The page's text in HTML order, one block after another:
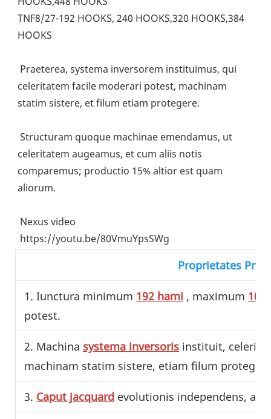
TNF8/27-192 HOOKS, 240 HOOKS,320 HOOKS,384
HOOKS
celeritatem facile moderari potest, machinam
statim sistere, et filum etiam protegere.
celeritatem augeamus, et cum aliis notis
comparemus; productio 15% altior est quam
aliorum.
Nexus video
https://youtu.be/80VmuYpsSWg
Proprietates
1. Iunctura minimum 192 hami , maximum
potest.
2. Machina systema inversoris instituit,
machinam statim sistere, etiam filum
3. Caput jacquard evolutionis independens,